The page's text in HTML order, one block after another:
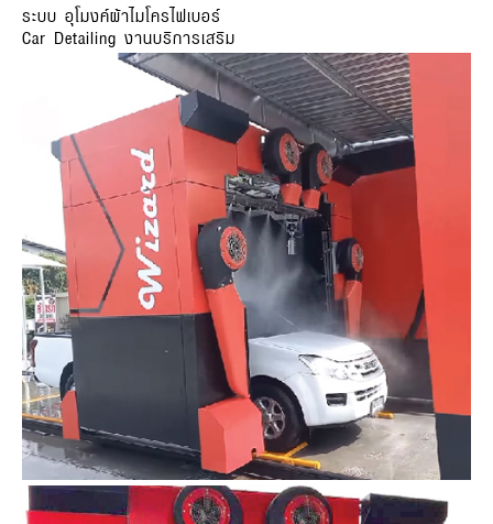
ระบบ อุโมงค์ผ้าไมโครไฟเบอร์
Car Detailing งานบริการเสริม